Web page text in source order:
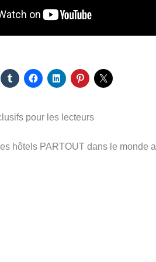
pour les lecteurs
hôtels PARTOUT dans le monde